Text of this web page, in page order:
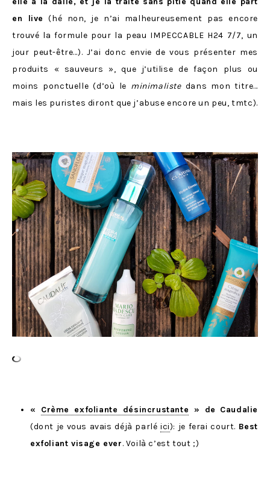
en live (hé non, je n’ai malheureusement pas encore
trouvé la formule pour la peau IMPECCABLE H24 7/7, un
jour peut-être…). J’ai donc envie de vous présenter mes
produits « sauveurs », que j’utilise de façon plus ou
moins ponctuelle (d’où le minimalistedans mon titre…
mais les puristes diront que j’abuse encore un peu, tmtc).
« Crème exfoliante désincrustante » de Caudalie
(dont je vous avais déjà parléici): je ferai court. Best
exfoliant visage ever. Voilà c’est tout ;)